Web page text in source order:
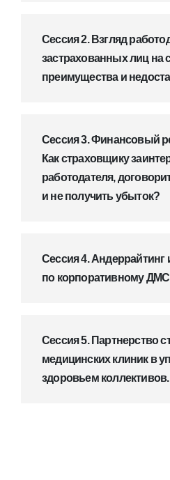
Сессия 2. Взгляд
застрахованных лиц
преимущества и
Сессия 3. Финансовый
Как страховщику
работодателя,
и не получить убыток?
Сессия 4.
по корпоративному ДМС
Сессия 5. Партнерство
медицинских клиник в
здоровьем коллективов.